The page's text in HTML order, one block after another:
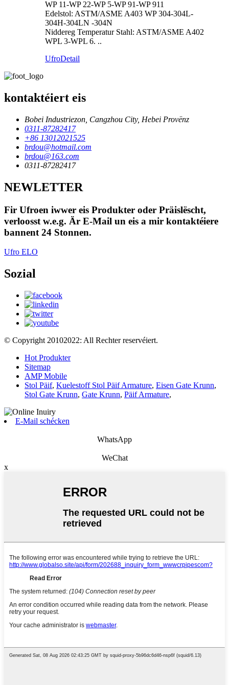
WP 11-WP 22-WP 5-WP 91-WP 911
Edelstol: ASTM/ASME A403 WP 304-304L-
304H-304LN -304N
Niddereg Temperatur Stahl: ASTM/ASME A402
WPL 3-WPL 6. ..
UfroDetail
kontaktéiert eis
Bobei Industriezon, Cangzhou City, Hebei Provënz
0311-87282417
+86 13012021525
brdou@hotmail.com
brdou@163.com
0311-87282417
NEWLETTER
Fir Ufroen iwwer eis Produkter oder Präislëscht,
verloosst w.e.g. Är E-Mail un eis a mir kontaktéiere
bannent 24 Stonnen.
Ufro ELO
Sozial
© Copyright 20102022: All Rechter reservéiert.
Hot Produkter
Sitemap
AMP Mobile
Stol Päif, Kuelestoff Stol Päif Armature, Eisen Gate Krunn,
Stol Gate Krunn, Gate Krunn, Päif Armature,
E-Mail schécken
WhatsApp
WeChat
x